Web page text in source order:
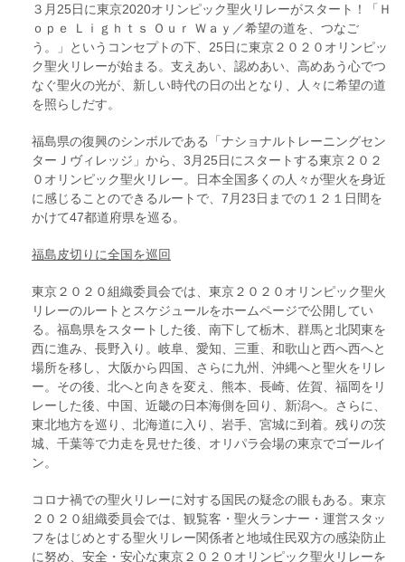
３月25日に東京2020オリンピック聖火リレーがスタート！「Ｈ
ｏｐｅ Ｌｉｇｈｔｓ Ｏｕｒ Ｗａｙ／希望の道を、つなご
う。」というコンセプトの下、25日に東京２０２０オリンピッ
ク聖火リレーが始ま る。支えあい、認めあい、高めあう心でつ
なぐ聖火の光が、新しい時代の日の出となり、人々に希望の道
を照らしだす。
福島県の復興のシンボルである「ナショナルトレーニングセン
ターＪヴィレッジ」から、3月25日にスタートする東京２０２
０オリンピック聖火リレー。日本全国多くの人々が聖火を身近
に感じることのできるルートで、7月23日までの１２１日間を
かけて47都道府県を巡る。
福島皮切りに全国を巡回
東京２０２０組織委員会では、東京２０２０オリンピック聖火
リレーのルートとスケジュールをホームページで公開してい
る。福島県をスタートした後、南下して栃木、群馬と北関東を
西に進み、長野入り。岐阜、愛知、三重、和歌山と西へ西へと
場所を移し、大阪から四国、さらに九州、沖縄へと聖火をリレ
ー。その後、北へと向きを変え、熊本、長崎、佐賀、福岡をリ
レーした後、中国、近畿の日本海側を回り、新潟へ。さらに、
東北地方を巡り、北海道に入り、岩手、宮城に到着。残りの茨
城、千葉等で力走を見せた後、オリパラ会場の東京でゴールイ
ン。
コロナ禍での聖火リレーに対する国民の疑念の眼もある。東京
２０２０組織委員会では、観覧客・聖火ランナー・運営スタッ
フをはじめとする聖火リレー関係者と地域住民双方の感染防止
に努め、安全・安心な東京２０２０オリンピック聖火リレーを